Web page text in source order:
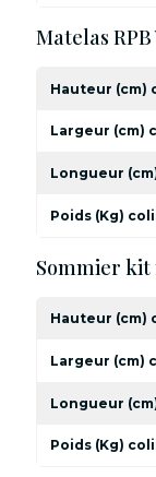
Matelas
Hauteur (cm)
Largeur (cm)
Longueur
Poids (Kg)
Sommier kit
Hauteur (cm)
Largeur (cm)
Longueur
Poids (Kg)